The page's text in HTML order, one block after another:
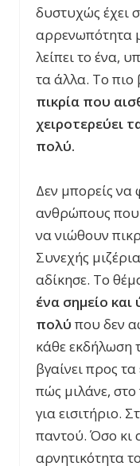
δυστυχώς έχει
αρρενωπότητα
λείπει το ένα,
τα άλλα. Το πιο
πικρία που
χειροτερεύει
πολύ.
Δεν μπορείς να
ανθρώπους που
να νιώθουν
Συνεχής
αδίκησε. Το
ένα σημείο
πολύ που δεν
κάθε εκδήλωση
βγαίνει προς
πώς μιλάνε,
για εισιτήριο.
παντού. Όσο κι
αρνητικότητα